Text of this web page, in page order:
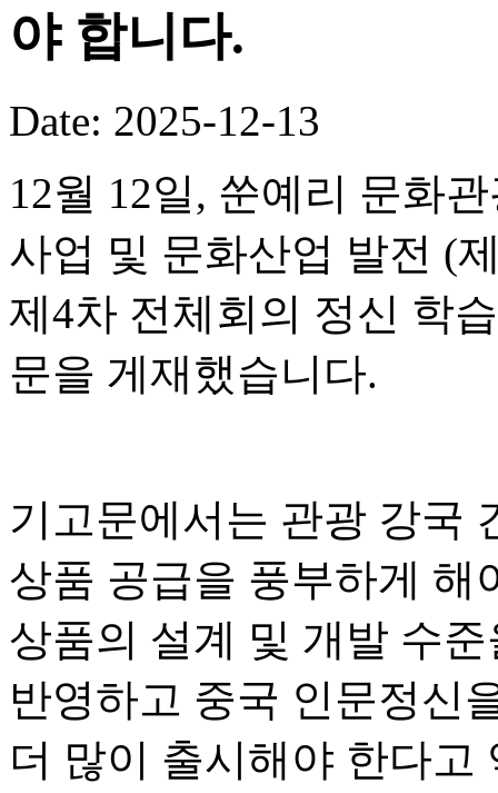
야 합니다.
Date: 2025-12-13
12월 12일, 쑨예리 문화
사업 및 문화산업 발전 (
제4차 전체회의 정신 학
문을 게재했습니다.
기고문에서는 관광 강국
상품 공급을 풍부하게 해
상품의 설계 및 개발 수
반영하고 중국 인문정신
더 많이 출시해야 한다고